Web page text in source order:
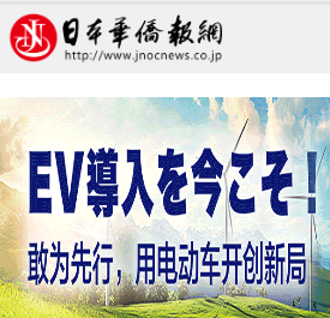
日本女性太瘦，政府先不干了
颜丹丹 日本新闻 社会观察